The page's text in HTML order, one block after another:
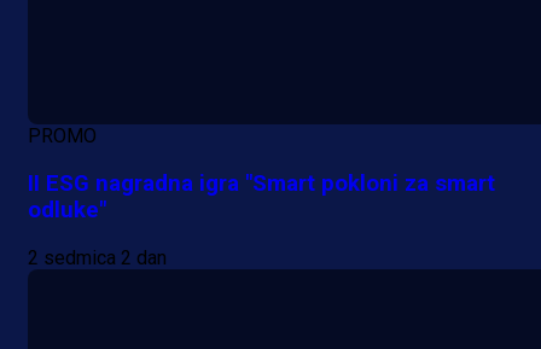
PROMO
II ESG nagradna igra "Smart pokloni za smart
odluke"
2 sedmica 2 dan